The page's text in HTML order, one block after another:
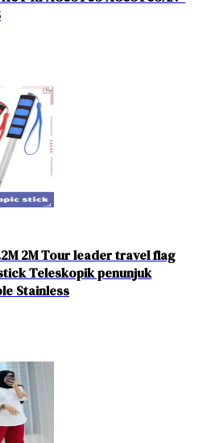
2M Tour leader travel flag
Teleskopik penunjuk
Stainless